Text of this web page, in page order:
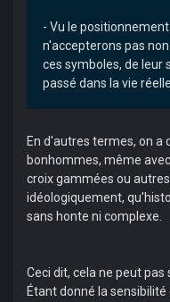
- Vu le
n'accepterons pas
ces symboles, de leur
passé dans la vie réelle.
En d'autres termes, on a
bonhommes, même
croix gammées ou
idéologiquement,
sans honte ni complexe.
Ceci dit, cela ne peut pas
Étant donné la